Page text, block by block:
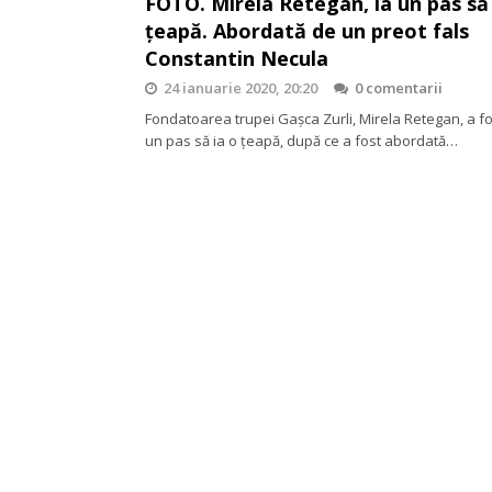
ţeapă. Abordată de un preot fals
Constantin Necula
24 ianuarie 2020, 20:20
0 comentarii
Fondatoarea trupei Gaşca Zurli, Mirela Retegan, a
un pas să ia o ţeapă, după ce a fost abordată…